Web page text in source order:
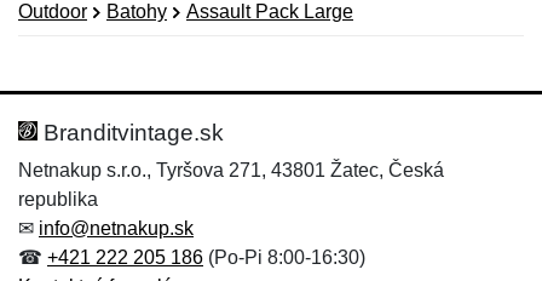
Outdoor Batohy Assault Pack Large
Hodnotenie:
Meno:*
Meno:
E-mail:*
Branditvintage.sk
Netnakup s.r.o., Tyršova 271, 43801 Žatec, Česká
republika
✉ info@netnakup.sk
☎ +421 222 205 186 (Po-Pi 8:00-16:30)